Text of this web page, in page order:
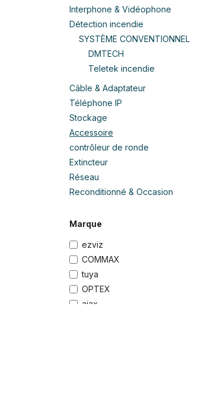
Interphone & Vidéophone
Détection incendie
SYSTÈME CONVENTIONNEL
DMTECH
Teletek incendie
Câble & Adaptateur
Téléphone IP
Stockage
Accessoire
contrôleur de ronde
Extincteur
Réseau
Reconditionné & Occasion
Marque
ezviz
COMMAX
tuya
OPTEX
ajax